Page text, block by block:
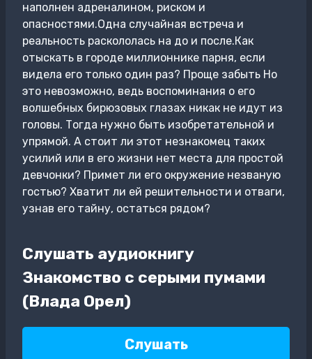
наполнен адреналином, риском и
опасностями.Одна случайная встреча и
реальность раскололась на до и после.Как
отыскать в городе миллионнике парня, если
видела его только один раз? Проще забыть Но
это невозможно, ведь воспоминания о его
волшебных бирюзовых глазах никак не идут из
головы. Тогда нужно быть изобретательной и
упрямой. А стоит ли этот незнакомец таких
усилий или в его жизни нет места для простой
девчонки? Примет ли его окружение незваную
гостью? Хватит ли ей решительности и отваги,
узнав его тайну, остаться рядом?
Слушать аудиокнигу
Знакомство с серыми пумами
(Влада Орел)
Слушать